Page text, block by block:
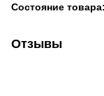
Состояние
Отзывы